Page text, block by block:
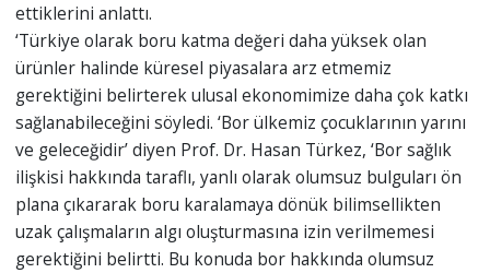
ettiklerini anlattı.
‘Türkiye olarak boru katma değeri daha yüksek olan
ürünler halinde küresel piyasalara arz etmemiz
gerektiğini belirterek ulusal ekonomimize daha çok katkı
sağlanabileceğini söyledi. ‘Bor ülkemiz çocuklarının yarını
ve geleceğidir’ diyen Prof. Dr. Hasan Türkez, ‘Bor sağlık
ilişkisi hakkında taraflı, yanlı olarak olumsuz bulguları ön
plana çıkararak boru karalamaya dönük bilimsellikten
uzak çalışmaların algı oluşturmasına izin verilmemesi
gerektiğini belirtti. Bu konuda bor hakkında olumsuz